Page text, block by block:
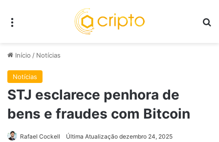
Início / Notícias
Notícias
STJ esclarece penhora de
bens e fraudes com Bitcoin
Rafael Cockell Última Atualização dezembro 24, 2025